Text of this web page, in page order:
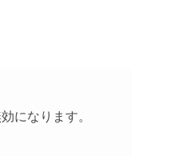
になります。